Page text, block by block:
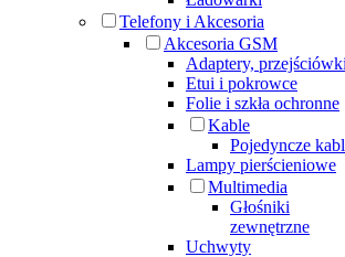
Telefony i Akcesoria
Akcesoria GSM
Adaptery, przejściówki
Etui i pokrowce
Folie i szkła ochronne
Kable
Pojedyncze
Lampy pierścieniowe
Multimedia
Głośniki
zewnętrzne
Uchwyty